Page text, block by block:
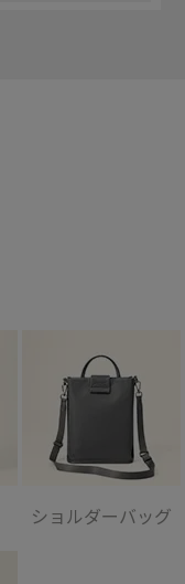
ショルダーバッグ